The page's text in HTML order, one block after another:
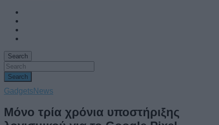
Search
Search
Gadgets News
Μόνο τρία χρόνια υποστήριξης